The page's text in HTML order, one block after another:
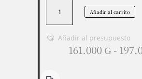
pH.
Merck
Añadir al carrito
Añadir al presupuesto
161.000 ₲ -